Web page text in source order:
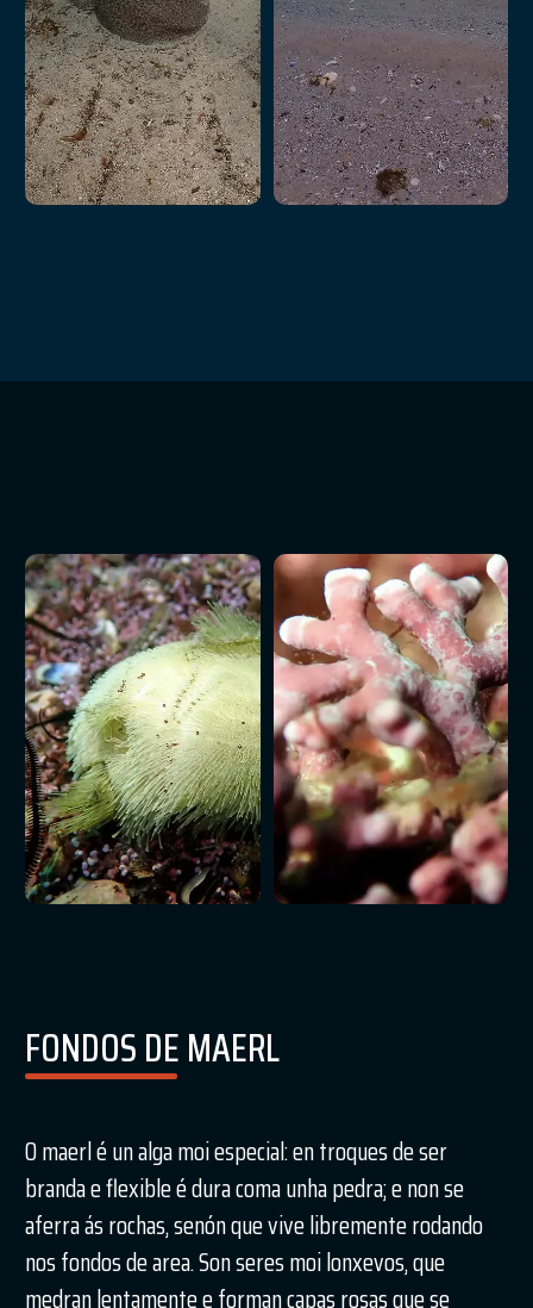
FONDOS DE MAERL
O maerl é un alga moi especial: en troques de ser
branda e flexible é dura coma unha pedra; e non se
aferra ás rochas, senón que vive libremente rodando
nos fondos de area. Son seres moi lonxevos, que
medran lentamente e forman capas rosas que se